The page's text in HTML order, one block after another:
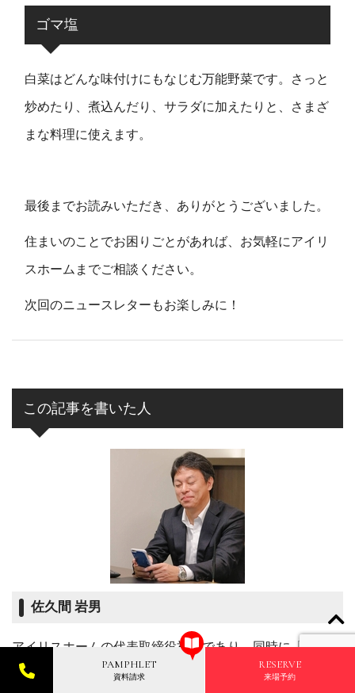
ゴマ塩
白菜はどんな味付けにもなじむ万能野菜です。さっと
炒めたり、煮込んだり、サラダに加えたりと、さまざ
まな料理に使えます。
最後までお読みいただき、ありがとうございました。
住まいのことでお困りごとがあれば、お気軽にアイリ
スホームまでご相談ください。
次回のニュースレターもお楽しみに！
この記事を書いた人
佐久間 岩男
アイリスホームの代表取締役社長であり、同時に「何でも
します課」を自ら公言している。実直な性格だが（見かけ
PAMPHLET
資料請求
RESERVE
来場予約